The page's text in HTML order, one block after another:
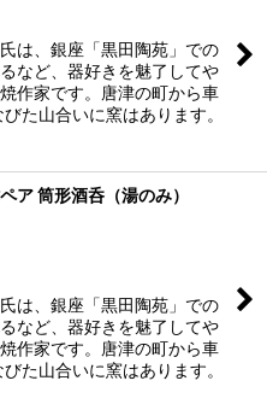
は、銀座「黒田陶苑」での
など、器好きを魅了してや
作家です。唐津の町から車
た山合いに窯はあります。
筒形酒呑（湯のみ）
は、銀座「黒田陶苑」での
など、器好きを魅了してや
作家です。唐津の町から車
た山合いに窯はあります。